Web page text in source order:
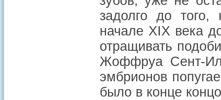
задолго до того,
начале XIX века
отращивать
Жоффруа Сент-
эмбрионов
было в конце